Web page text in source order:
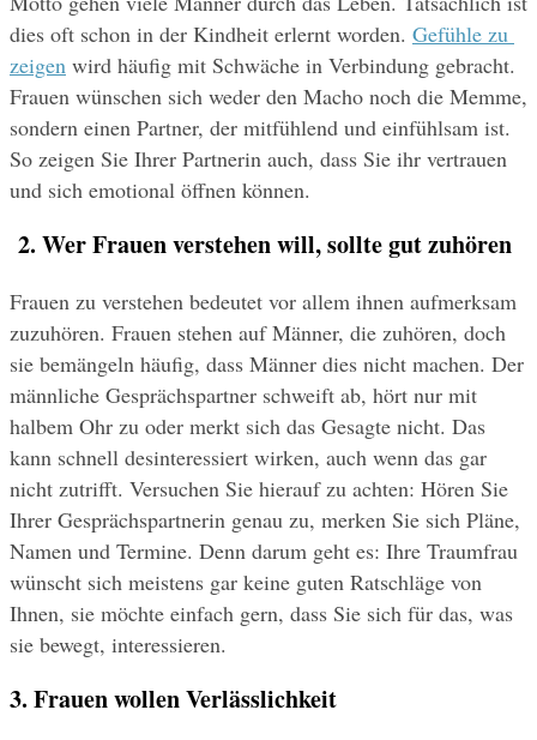
dies oft schon in der Kindheit erlernt worden. Gefühle zu
zeigen wird häufig mit Schwäche in Verbindung gebracht.
Frauen wünschen sich weder den Macho noch die Memme,
sondern einen Partner, der mitfühlend und einfühlsam ist.
So zeigen Sie Ihrer Partnerin auch, dass Sie ihr vertrauen
und sich emotional öffnen können.
2. Wer Frauen verstehen will, sollte gut zuhören
Frauen zu verstehen bedeutet vor allem ihnen aufmerksam
zuzuhören. Frauen stehen auf Männer, die zuhören, doch
sie bemängeln häufig, dass Männer dies nicht machen. Der
männliche Gesprächspartner schweift ab, hört nur mit
halbem Ohr zu oder merkt sich das Gesagte nicht. Das
kann schnell desinteressiert wirken, auch wenn das gar
nicht zutrifft. Versuchen Sie hierauf zu achten: Hören Sie
Ihrer Gesprächspartnerin genau zu, merken Sie sich Pläne,
Namen und Termine. Denn darum geht es: Ihre Traumfrau
wünscht sich meistens gar keine guten Ratschläge von
Ihnen, sie möchte einfach gern, dass Sie sich für das, was
sie bewegt, interessieren.
3. Frauen wollen Verlässlichkeit